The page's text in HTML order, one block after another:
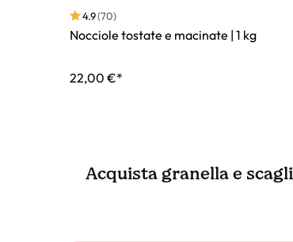
4.9(70)
Nocciole tostate e macinate | 1 kg
22,00 €*
Acquista granella e